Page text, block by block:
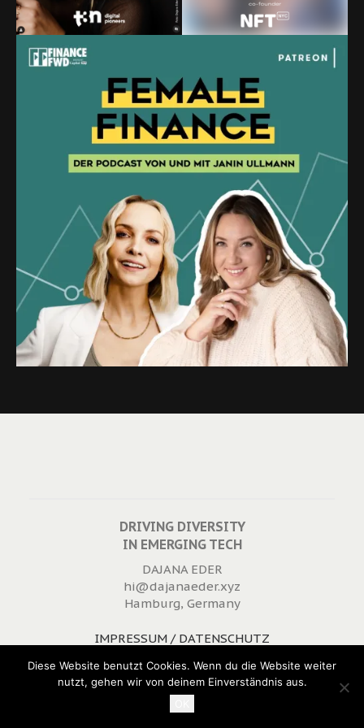
DRIVING DIVERSITY
IN EMERGING TECH
DAJANA EDER
hi@dajanaeder.xyz
Hamburg, Germany
IMPRESSUM / DATENSCHUTZ
WIDERRUFSRECHT
Diese Website benutzt Cookies. Wenn du die Website weiter
nutzt, gehen wir von deinem Einverständnis aus.